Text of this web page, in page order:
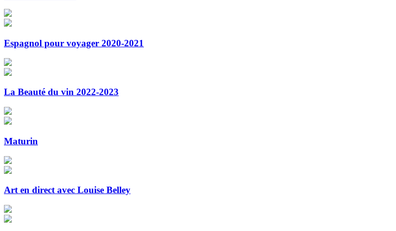
Espagnol pour voyager 2020-2021
La Beauté du vin 2022-2023
Maturin
Art en direct avec Louise Belley